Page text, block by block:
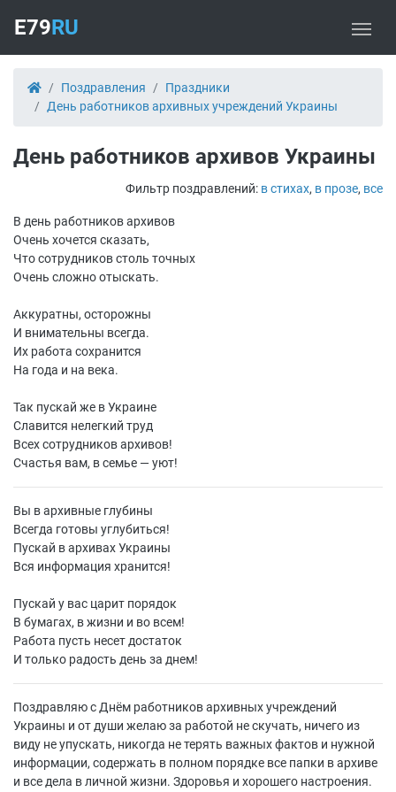
E79RU
Поздравления
Праздники
День работников архивных учреждений Украины
День работников архивов Украины
Фильтр поздравлений: в стихах, в прозе, все
В день работников архивов
Очень хочется сказать,
Что сотрудников столь точных
Очень сложно отыскать.
Аккуратны, осторожны
И внимательны всегда.
Их работа сохранится
На года и на века.
Так пускай же в Украине
Славится нелегкий труд
Всех сотрудников архивов!
Счастья вам, в семье — уют!
Вы в архивные глубины
Всегда готовы углубиться!
Пускай в архивах Украины
Вся информация хранится!
Пускай у вас царит порядок
В бумагах, в жизни и во всем!
Работа пусть несет достаток
И только радость день за днем!
Поздравляю с Днём работников архивных учреждений
Украины и от души желаю за работой не скучать, ничего из
виду не упускать, никогда не терять важных фактов и нужной
информации, содержать в полном порядке все папки в архиве
и все дела в личной жизни. Здоровья и хорошего настроения.